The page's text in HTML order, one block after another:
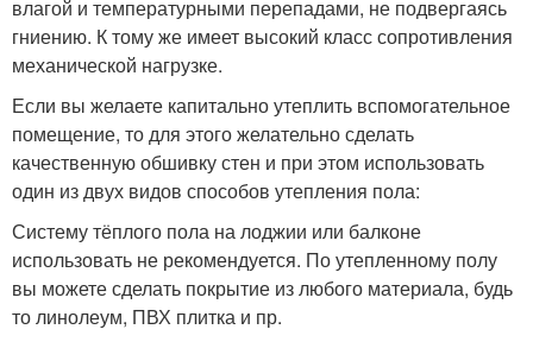
влагой и температурными перепадами, не подвергаясь
гниению. К тому же имеет высокий класс сопротивления
механической нагрузке.
Если вы желаете капитально утеплить вспомогательное
помещение, то для этого желательно сделать
качественную обшивку стен и при этом использовать
один из двух видов способов утепления пола:
Систему тёплого пола на лоджии или балконе
использовать не рекомендуется. По утепленному полу
вы можете сделать покрытие из любого материала, будь
то линолеум, ПВХ плитка и пр.